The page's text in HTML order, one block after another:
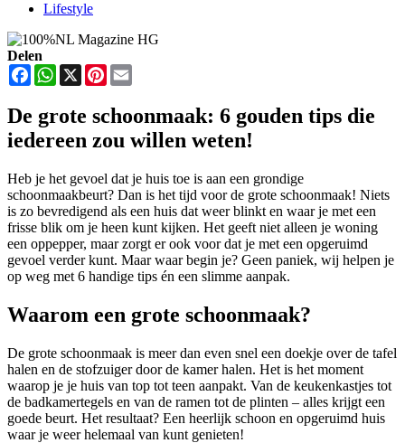
Lifestyle
Delen
FacebookWhatsApp
X Pinterest
De grote schoonmaak: 6 gouden tips die
iedereen zou willen weten!
Heb je het gevoel dat je huis toe is aan een grondige
schoonmaakbeurt? Dan is het tijd voor de grote schoonmaak! Niets
is zo bevredigend als een huis dat weer blinkt en waar je met een
frisse blik om je heen kunt kijken. Het geeft niet alleen je woning
een oppepper, maar zorgt er ook voor dat je met een opgeruimd
gevoel verder kunt. Maar waar begin je? Geen paniek, wij helpen je
op weg met 6 handige tips én een slimme aanpak.
Waarom een grote schoonmaak?
De grote schoonmaak is meer dan even snel een doekje over de tafel
halen en de stofzuiger door de kamer halen. Het is het moment
waarop je je huis van top tot teen aanpakt. Van de keukenkastjes tot
de badkamertegels en van de ramen tot de plinten – alles krijgt een
goede beurt. Het resultaat? Een heerlijk schoon en opgeruimd huis
waar je weer helemaal van kunt genieten!